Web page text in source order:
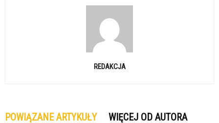
REDAKCJA
POWIĄZANE ARTYKUŁY WIĘCEJ OD AUTORA